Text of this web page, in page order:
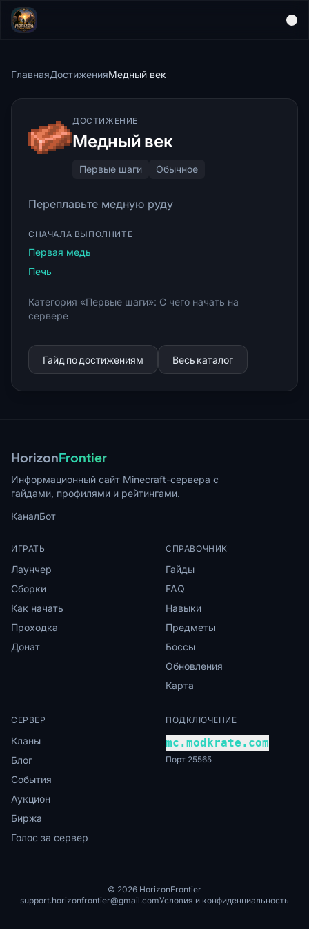
ГлавнаяДостиженияМедный век
ДОСТИЖЕНИЕ
Медный век
Первые шаги Обычное
Переплавьте медную руду
СНАЧАЛА ВЫПОЛНИТЕ
Первая медь
Печь
Категория «Первые шаги»: С чего начать на
сервере
Гайд по достижениям Весь каталог
HorizonFrontier
Информационный сайт Minecraft-сервера с
гайдами, профилями и рейтингами.
КаналБот
ИГРАТЬ
Лаунчер
Сборки
Как начать
Проходка
Донат
СПРАВОЧНИК
Гайды
FAQ
Навыки
Предметы
Боссы
Обновления
Карта
СЕРВЕР
Кланы
Блог
События
Аукцион
Биржа
Голос за сервер
ПОДКЛЮЧЕНИЕ
mc.modkrate.com
Порт 25565
© 2026 HorizonFrontier
support.horizonfrontier@gmail.comУсловия и конфиденциальность